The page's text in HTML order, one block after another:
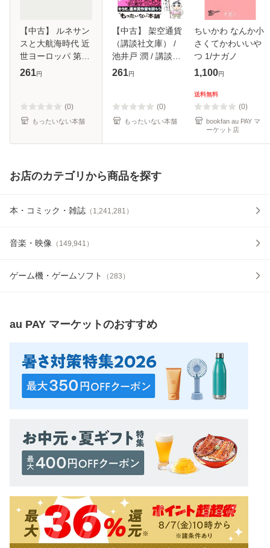
【中古】 ルネサン
スと大航海時代 近
世ヨーロッパ 第2
版 (学習漫画世界
本]【メール便送料
無料】
261円
(0)
もったいない本舗
【中古】 架空通貨
（講談社文庫） /
池井戸 潤 / 講談社
[文庫]【メール便送
261円
(0)
もったいない本舗
ちいかわ なんか小
さくてかわいいや
つ 1/ナガノ
1,100円
送料無料
(0)
bookfan au PAY マ
ーケット店
お店のカテゴリから商品を探す
本・コミック・雑誌 （ 1,241,281 ）
音楽・映像 （ 149,941 ）
ゲーム機・ゲームソフト （283 ）
au PAY マーケットのおすすめ